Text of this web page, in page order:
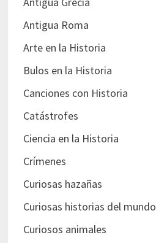
Antigua Roma
Arte en la Historia
Bulos en la Historia
Canciones con Historia
Catástrofes
Ciencia en la Historia
Crímenes
Curiosas hazañas
Curiosas historias del mundo
Curiosos animales